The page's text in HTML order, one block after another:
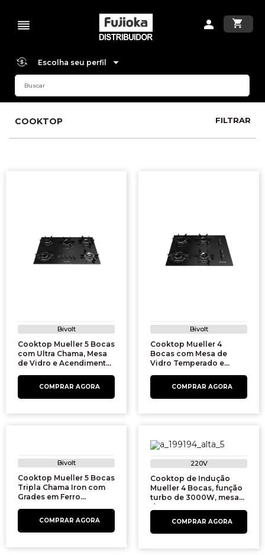
Escolha seu perfil
FILTRAR
COOKTOP
Bivolt
Cooktop Mueller 5 Bocas
com Ultra Chama, Mesa
de Vidro e Acendimento
Bivolt
Cooktop Mueller 4
Bocas com Mesa de
Vidro Temperado e
Bivolt
Cooktop Mueller 5 Bocas
Tripla Chama Iron com
Grades em Ferro
220V
Cooktop de Indução
Mueller 4 Bocas, função
turbo de 3000W, mesa
de 77cm, 681100359,